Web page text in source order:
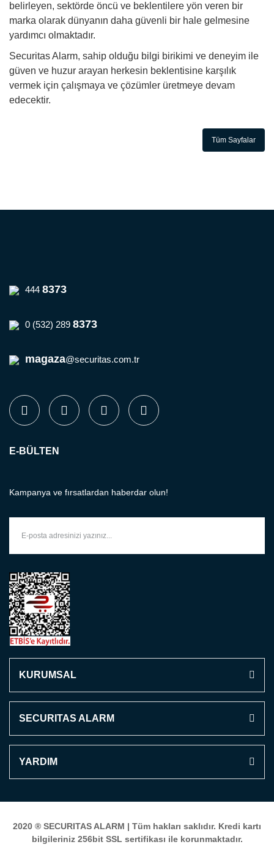
belirleyen, sektörde öncü ve beklentilere yön veren bir
marka olarak dünyanın daha güvenli bir hale gelmesine
yardımcı olmaktadır.
Securitas Alarm, sahip olduğu bilgi birikimi ve deneyim ile
güven ve huzur arayan herkesin beklentisine karşılık
vermek için çalışmaya ve çözümler üretmeye devam
edecektir.
Tüm Sayfalar
444 8373
0 (532) 289 8373
magaza@securitas.com.tr
KURUMSAL
SECURITAS ALARM
YARDIM
E-BÜLTEN
Kampanya ve fırsatlardan haberdar olun!
2020 ® SECURITAS ALARM | Tüm hakları saklıdır. Kredi kartı
bilgileriniz 256bit SSL sertifikası ile korunmaktadır.